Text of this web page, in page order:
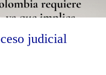
judicial